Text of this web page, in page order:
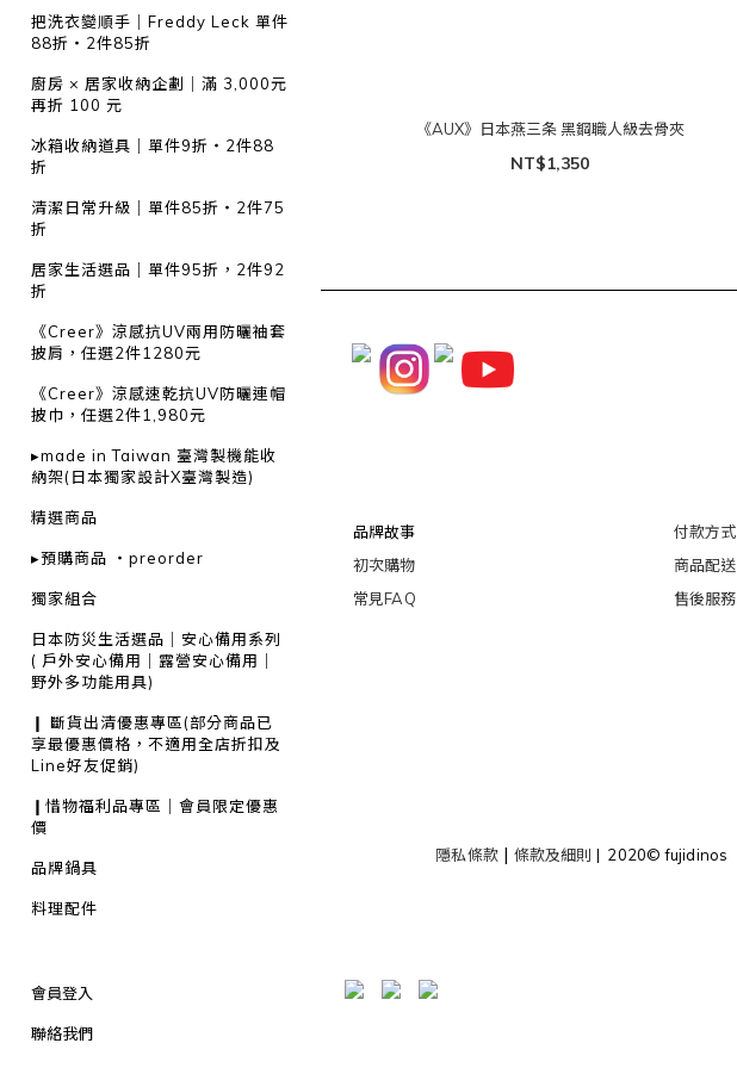
把洗衣變順手｜Freddy Leck 單件
88折・2件85折
廚房 × 居家收納企劃｜滿 3,000元
再折 100 元
冰箱收納道具｜單件9折・2件88
折
清潔日常升級｜單件85折・2件75
折
居家生活選品｜單件95折，2件92
折
《Creer》涼感抗UV兩用防曬袖套
披肩，任選2件1280元
《Creer》涼感速乾抗UV防曬連帽
披巾，任選2件1,980元
▸made in Taiwan 臺灣製機能收
納架(日本獨家設計X臺灣製造)
精選商品
▸預購商品 ・preorder
獨家組合
日本防災生活選品｜安心備用系列
( 戶外安心備用｜露營安心備用｜
野外多功能用具)
❙ 斷貨出清優惠專區(部分商品已
享最優惠價格，不適用全店折扣及
Line好友促銷)
❙惜物福利品專區｜會員限定優惠
價
品牌鍋具
料理配件
餐具食器
居家生活用品/收納
會員登入
聯絡我們
《AUX》日本燕三条 黑鋼職人級去骨夾
NT$1,350
品牌故事
初次購物
常見FAQ
付款方式
商品配送
售後服務
隱私條款 | 條款及細則 | 2020© fujidinos